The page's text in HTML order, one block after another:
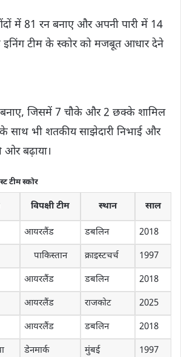
में 81 रन बनाए और अपनी पारी में 14
टीम के स्कोर को मजबूत आधार देने
बनाए, जिसमें 7 चौके और 2 छक्के शामिल
साथ भी शतकीय साझेदारी निभाई और
ओर बढ़ाया।
टीम स्कोर
विपक्षी टीम स्थान साल
आयरलैंड डबलिन 2018
पाकिस्तान क्राइस्टचर्च 1997
आयरलैंड डबलिन 2018
आयरलैंड राजकोट 2025
आयरलैंड डबलिन 2018
डेनमार्क मुंबई 1997